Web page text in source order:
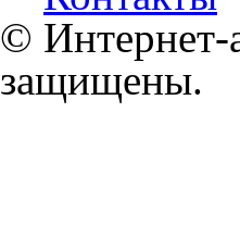
© Интернет-
защищены.